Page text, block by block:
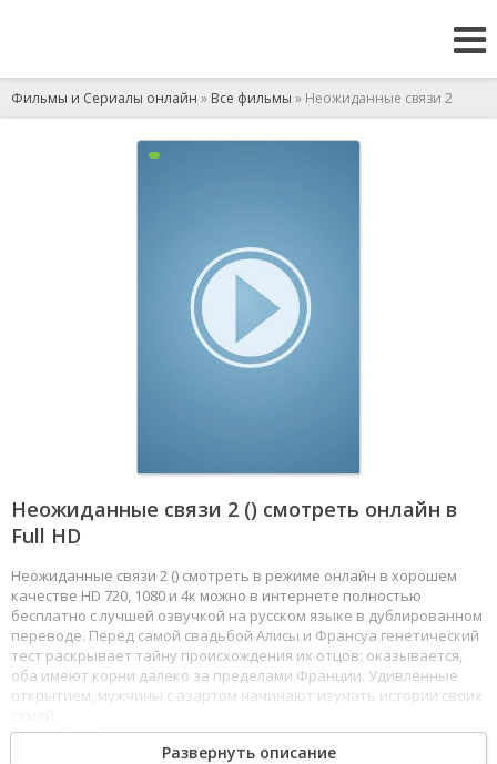
Фильмы и Сериалы онлайн » Все фильмы » Неожиданные связи 2
Неожиданные связи 2 () смотреть онлайн в
Full HD
Неожиданные связи 2 () смотреть в режиме онлайн в хорошем
качестве HD 720, 1080 и 4к можно в интернете полностью
бесплатно с лучшей озвучкой на русском языке в дублированном
переводе. Перед самой свадьбой Алисы и Франсуа генетический
тест раскрывает тайну происхождения их отцов: оказывается,
оба имеют корни далеко за пределами Франции. Удивлённые
открытием, мужчины с азартом начинают изучать истории своих
12345 678
Развернуть описание